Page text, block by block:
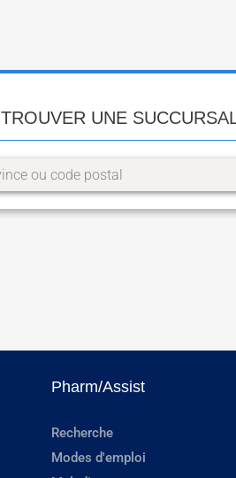
TROUVER UNE
Pharm/Assist
Recherche
Modes d'emploi